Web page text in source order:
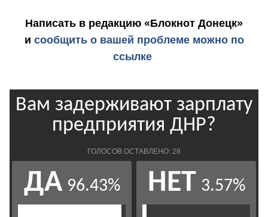
Написать в редакцию «Блокнот Донецк»
и сообщить о вашей проблеме можно по
ссылке